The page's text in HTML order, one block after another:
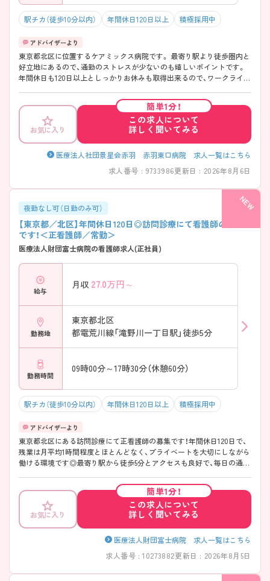
駅チカ（徒歩10分以内） 年間休日120日以上 積極採用中
東京都北区に位置するケアミックス病院です。 最寄り駅より徒歩圏内と
好立地にあるので、通勤のストレスが少ないのも嬉しいポイントです。
年間休日も120日以上としっかりお休みも取得出来るので、ワークライフ
お気に入り
簡単1分！
この求人について
詳しく聞いてみる
医療法人社団景星会赤羽 赤羽東口病院 求人一覧はこちら
求人番号 : 9733986更新日 : 2026年8月6日
夜勤なし可（日勤のみ可）
【東京都／北区】年間休日120日◎訪問診療にて看護師の募集
です！＜正看護師／常勤＞
医療法人財団富士病院の看護師求人(正社員)
給与
月収 27.0万円～
勤務地
東京都北区
都電荒川線「滝野川一丁目駅」徒歩5分
勤務時間
09時00分～17時30分（休憩60分）
駅チカ（徒歩10分以内） 年間休日120日以上 積極採用中
東京都北区にある訪問診療にて正看護師の募集です！年間休日120日で、
残業は月平均1時間程度とほとんどなく、プライベートを大切にしながら
働ける環境です◎最寄り駅から徒歩5分とアクセスも良好で、毎日の通勤
をご案内しますのでお気軽にご相談ください！
お気に入り
簡単1分！
この求人について
詳しく聞いてみる
医療法人財団富士病院 求人一覧はこちら
求人番号 : 10273882更新日 : 2026年8月5日